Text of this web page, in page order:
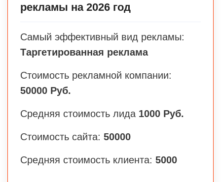
рекламы на 2026 год
Самый эффективный вид рекламы:
Таргетированная реклама
Стоимость рекламной компании:
50000 Руб.
Средняя стоимость лида 1000 Руб.
Стоимость сайта: 50000
Средняя стоимость клиента: 5000